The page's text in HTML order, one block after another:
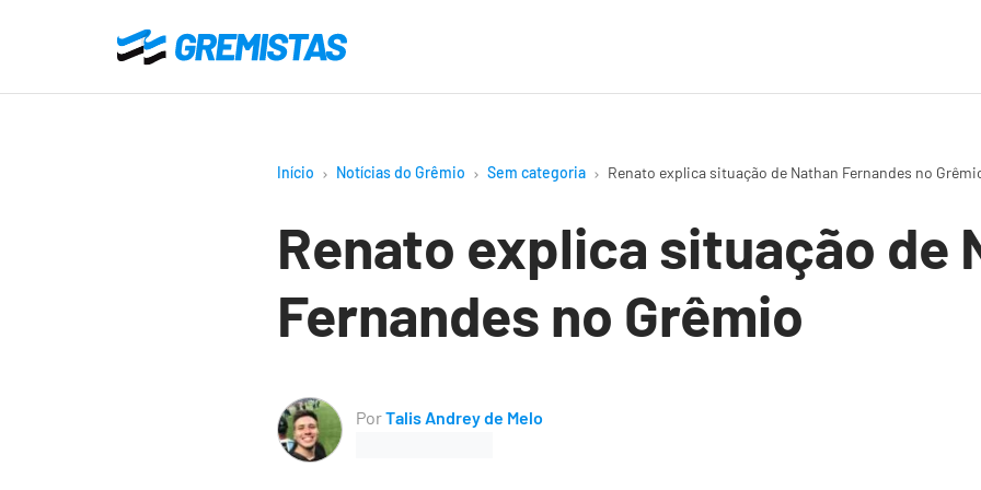
o
Gremistas
Início Notícias do Grêmio Sem categoria Renato explica situação de Nathan Fernandes no
Renato explica situação de
Fernandes no Grêmio
PorTalis Andrey de Melo